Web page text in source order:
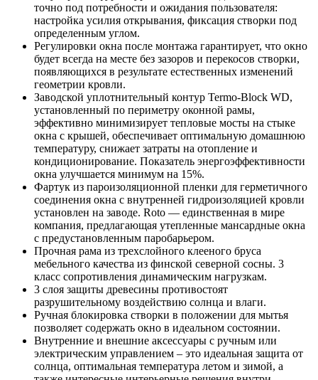
точно под потребности и ожидания пользователя:
настройка усилия открывания, фиксация створки под
определенным углом.
Регулировки окна после монтажа гарантирует, что окно
будет всегда на месте без зазоров и перекосов створки,
появляющихся в результате естественных изменений
геометрии кровли.
Заводской уплотнительный контур Termo-Block WD,
установленный по периметру оконной рамы,
эффективно минимизирует тепловые мосты на стыке
окна с крышей, обеспечивает оптимальную домашнюю
температуру, снижает затраты на отопление и
кондиционирование. Показатель энергоэффективности
окна улучшается минимум на 15%.
Фартук из пароизоляционной пленки для герметичного
соединения окна с внутренней гидроизоляцией кровли
установлен на заводе. Roto — единственная в мире
компания, предлагающая утепленные мансардные окна
с предустановленным паробарьером.
Прочная рама из трехслойного клееного бруса
мебельного качества из финской северной сосны. 3
класс сопротивления динамическим нагрузкам.
3 слоя защиты древесины противостоят
разрушительному воздействию солнца и влаги.
Ручная блокировка створки в положении для мытья
позволяет содержать окно в идеальном состоянии.
Внутренние и внешние аксессуары с ручным или
электрическим управлением – это идеальная защита от
солнца, оптимальная температура летом и зимой, а